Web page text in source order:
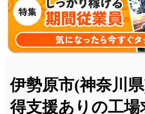
伊勢原市(神奈川
得支援ありの工場